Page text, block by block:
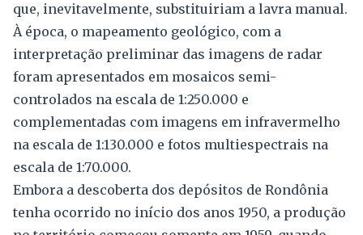
que, inevitavelmente, substituiriam a lavra manual.
À época, o mapeamento geológico, com a
interpretação preliminar das imagens de radar
foram apresentados em mosaicos semi-
controlados na escala de 1:250.000 e
complementadas com imagens em infravermelho
na escala de 1:130.000 e fotos multiespectrais na
escala de 1:70.000.
Embora a descoberta dos depósitos de Rondônia
tenha ocorrido no início dos anos 1950, a produção